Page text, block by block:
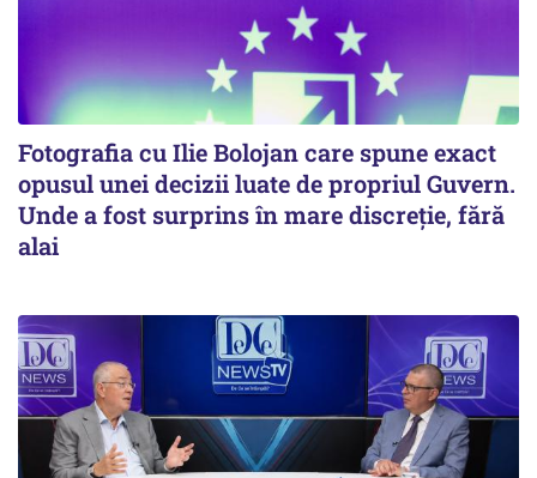
Fotografia cu Ilie Bolojan care spune exact
opusul unei decizii luate de propriul Guvern.
Unde a fost surprins în mare discreție, fără
alai